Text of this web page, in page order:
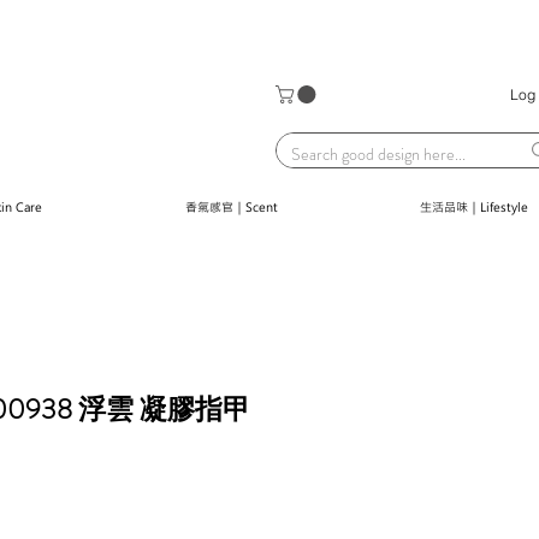
Log
Care 香氣感官｜Scent 生活品味｜Lifestyle
浮雲 凝膠指甲